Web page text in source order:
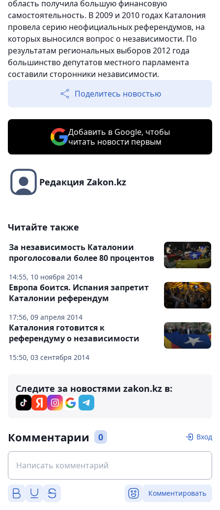
область получила большую финансовую
самостоятельность. В 2009 и 2010 годах Каталония
провела серию неофициальных референдумов, на
которых выносился вопрос о независимости. По
результатам региональных выборов 2012 года
большинство депутатов местного парламента
составили сторонники независимости.
Поделитесь новостью
Добавить в Google, чтобы
читать новости первым
Редакция Zakon.kz
Читайте также
14:55, 10 ноября 2014
За независимость Каталонии
проголосовали более 80 процентов
17:56, 09 апреля 2014
Европа боится. Испания запретит
Каталонии референдум
15:50, 03 сентября 2014
Каталония готовится к
референдуму о независимости
Следите за новостями zakon.kz в:
Комментарии 0 Вход
Комментировать